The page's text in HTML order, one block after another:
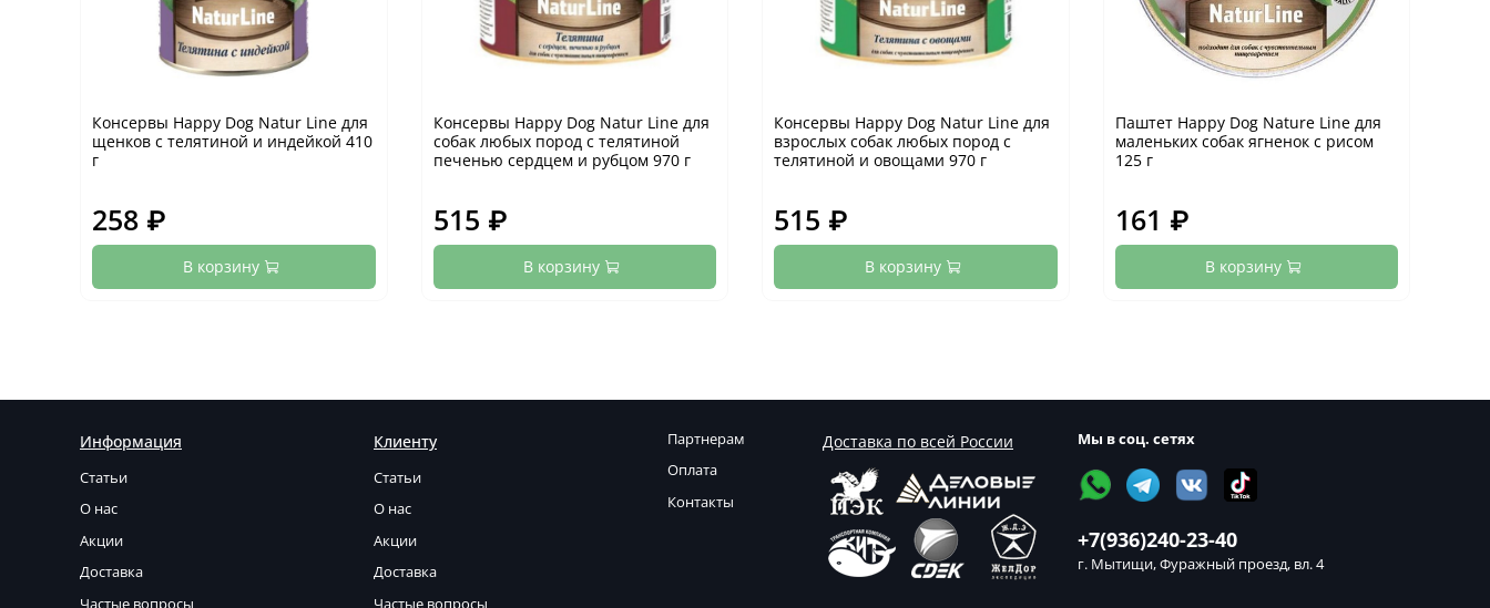
Консервы Happy Dog Natur Line для
щенков с телятиной и индейкой 410
г
258 ₽
В корзину
Консервы Happy Dog Natur Line для
собак любых пород с телятиной
печенью сердцем и рубцом 970 г
515 ₽
В корзину
Консервы Happy Dog Natur Line для
взрослых собак любых пород с
телятиной и овощами 970 г
515 ₽
В корзину
Паштет Happy Dog Nature Line для
маленьких собак ягненок с рисом
125 г
161 ₽
В корзину
Информация
Статьи
О нас
Акции
Доставка
Частые вопросы
Клиенту
Статьи
О нас
Акции
Доставка
Частые вопросы
Партнерам
Оплата
Контакты
Доставка по всей России Мы в соц. сетях
+7(936)240-23-40
г. Мытищи, Фуражный проезд, вл. 4